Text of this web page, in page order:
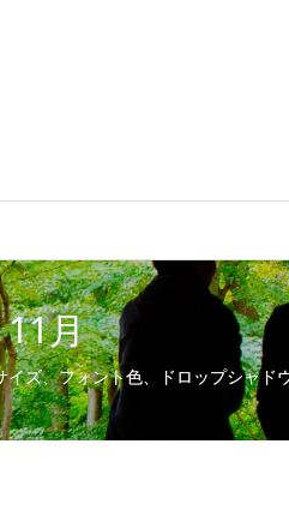
月
ズ、フォント色、ドロップシャド